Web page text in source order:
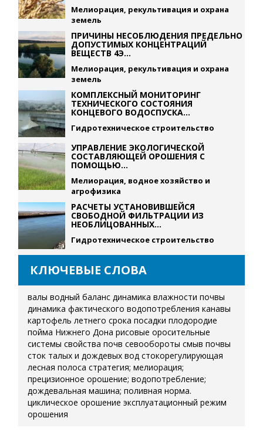
Мелиорация, рекультивация и охрана
земель
ПРИЧИНЫ НЕСОБЛЮДЕНИЯ ПРЕДЕЛЬНО
ДОПУСТИМЫХ КОНЦЕНТРАЦИЙ
ВЕЩЕСТВ 4Э...
Мелиорация, рекультивация и охрана
земель
КОМПЛЕКСНЫЙ МОНИТОРИНГ
ТЕХНИЧЕСКОГО СОСТОЯНИЯ
КОНЦЕВОГО ВОДОСПУСКА...
Гидротехническое строительство
УПРАВЛЕНИЕ ЭКОЛОГИЧЕСКОЙ
СОСТАВЛЯЮЩЕЙ ОРОШЕНИЯ С
ПОМОЩЬЮ...
Мелиорация, водное хозяйство и
агрофизика
РАСЧЕТЫ УСТАНОВИВШЕЙСЯ
СВОБОДНОЙ ФИЛЬТРАЦИИ ИЗ
НЕОБЛИЦОВАННЫХ...
Гидротехническое строительство
КЛЮЧЕВЫЕ СЛОВА
валы водный баланс динамика влажности почвы
динамика фактического водопотребления канавы
картофель летнего срока посадки плодородие
пойма Нижнего Дона рисовые оросительные
системы свойства почв севообороты смыв почвы
сток талых и дождевых вод стокорегулирующая
лесная полоса стратегия; мелиорация;
прецизионное орошение; водопотребление;
дождевальная машина; поливная норма.
циклическое орошение эксплуатационный режим
орошения